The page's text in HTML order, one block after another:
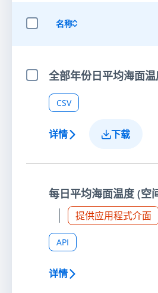
名称
选择项目全部年份日平均海面
CSV
详情 下载
每日平均海面温度 (空
提供应用程式介面
API
详情